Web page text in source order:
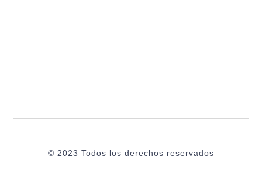
© 2023 Todos los derechos reservados